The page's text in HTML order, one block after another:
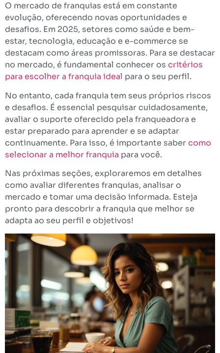
O mercado de franquias está em constante
evolução, oferecendo novas oportunidades e
desafios. Em 2025, setores como saúde e bem-
estar, tecnologia, educação e e-commerce se
destacam como áreas promissoras. Para se destacar
no mercado, é fundamental conhecer os critérios
para escolher a franquia ideal para o seu perfil.
No entanto, cada franquia tem seus próprios riscos
e desafios. É essencial pesquisar cuidadosamente,
avaliar o suporte oferecido pela franqueadora e
estar preparado para aprender e se adaptar
continuamente. Para isso, é importante sabercomo
selecionar a melhor franquia para você.
Nas próximas seções, exploraremos em detalhes
como avaliar diferentes franquias, analisar o
mercado e tomar uma decisão informada. Esteja
pronto para descobrir a franquia que melhor se
adapta ao seu perfil e objetivos!